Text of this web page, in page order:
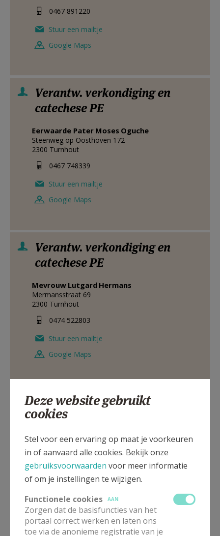
0467 891220
Stuur een mailtje
Google Maps
Verantw. verkondiging en
catechese PE
Eerwaarde Pater Moses Oguche
Steenweg op Oosthoven 172
2300 Turnhout
0467 748339
Stuur een mailtje
Google Maps
Verantw. verkondiging en
catechese PE
Mevrouw Lutgard Hermans
Mermansstraat 69
2300 Turnhout
0474 522803
Stuur een mailtje
Google Maps
Verantw. diaconie en
solidariteit PE
Mevrouw DorinaPagliaro
Eksterstraat 7
2360 Oud-Turnhout
0479 266138
Google Maps
Deze website gebruikt
cookies
Stel voor een ervaring op maat je voorkeuren
in of aanvaard alle cookies. Bekijk onze
gebruiksvoorwaarden voor meer informatie
of om je instellingen te wijzigen.
Functionele cookies
AAN
Zorgen dat de basisfuncties van het
portaal correct werken en laten ons
toe via de anonieme registratie van je